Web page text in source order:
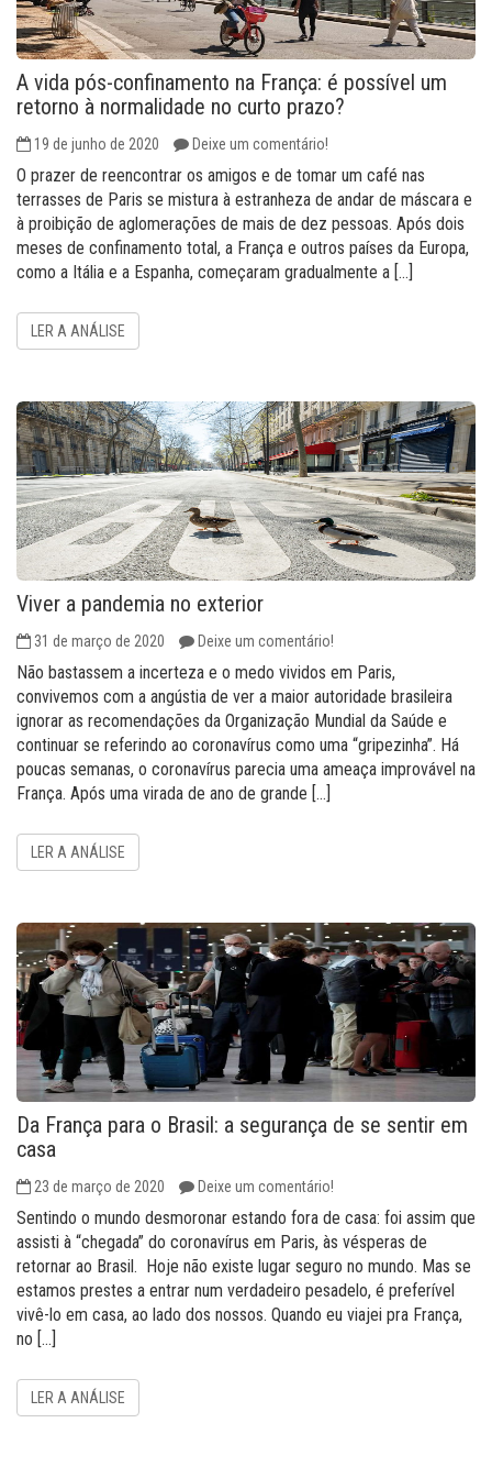
A vida pós-confinamento na França: é possível um
retorno à normalidade no curto prazo?
19 de junho de 2020 Deixe um comentário!
O prazer de reencontrar os amigos e de tomar um café nas
terrasses de Paris se mistura à estranheza de andar de máscara e
à proibição de aglomerações de mais de dez pessoas. Após dois
meses de confinamento total, a França e outros países da Europa,
como a Itália e a Espanha, começaram gradualmente a […]
LER A ANÁLISE
Viver a pandemia no exterior
31 de março de 2020 Deixe um comentário!
Não bastassem a incerteza e o medo vividos em Paris,
convivemos com a angústia de ver a maior autoridade brasileira
ignorar as recomendações da Organização Mundial da Saúde e
continuar se referindo ao coronavírus como uma “gripezinha”. Há
poucas semanas, o coronavírus parecia uma ameaça improvável na
França. Após uma virada de ano de grande […]
LER A ANÁLISE
Da França para o Brasil: a segurança de se sentir em
casa
23 de março de 2020 Deixe um comentário!
Sentindo o mundo desmoronar estando fora de casa: foi assim que
assisti à “chegada” do coronavírus em Paris, às vésperas de
retornar ao Brasil. Hoje não existe lugar seguro no mundo. Mas se
estamos prestes a entrar num verdadeiro pesadelo, é preferível
vivê-lo em casa, ao lado dos nossos. Quando eu viajei pra França,
no […]
LER A ANÁLISE